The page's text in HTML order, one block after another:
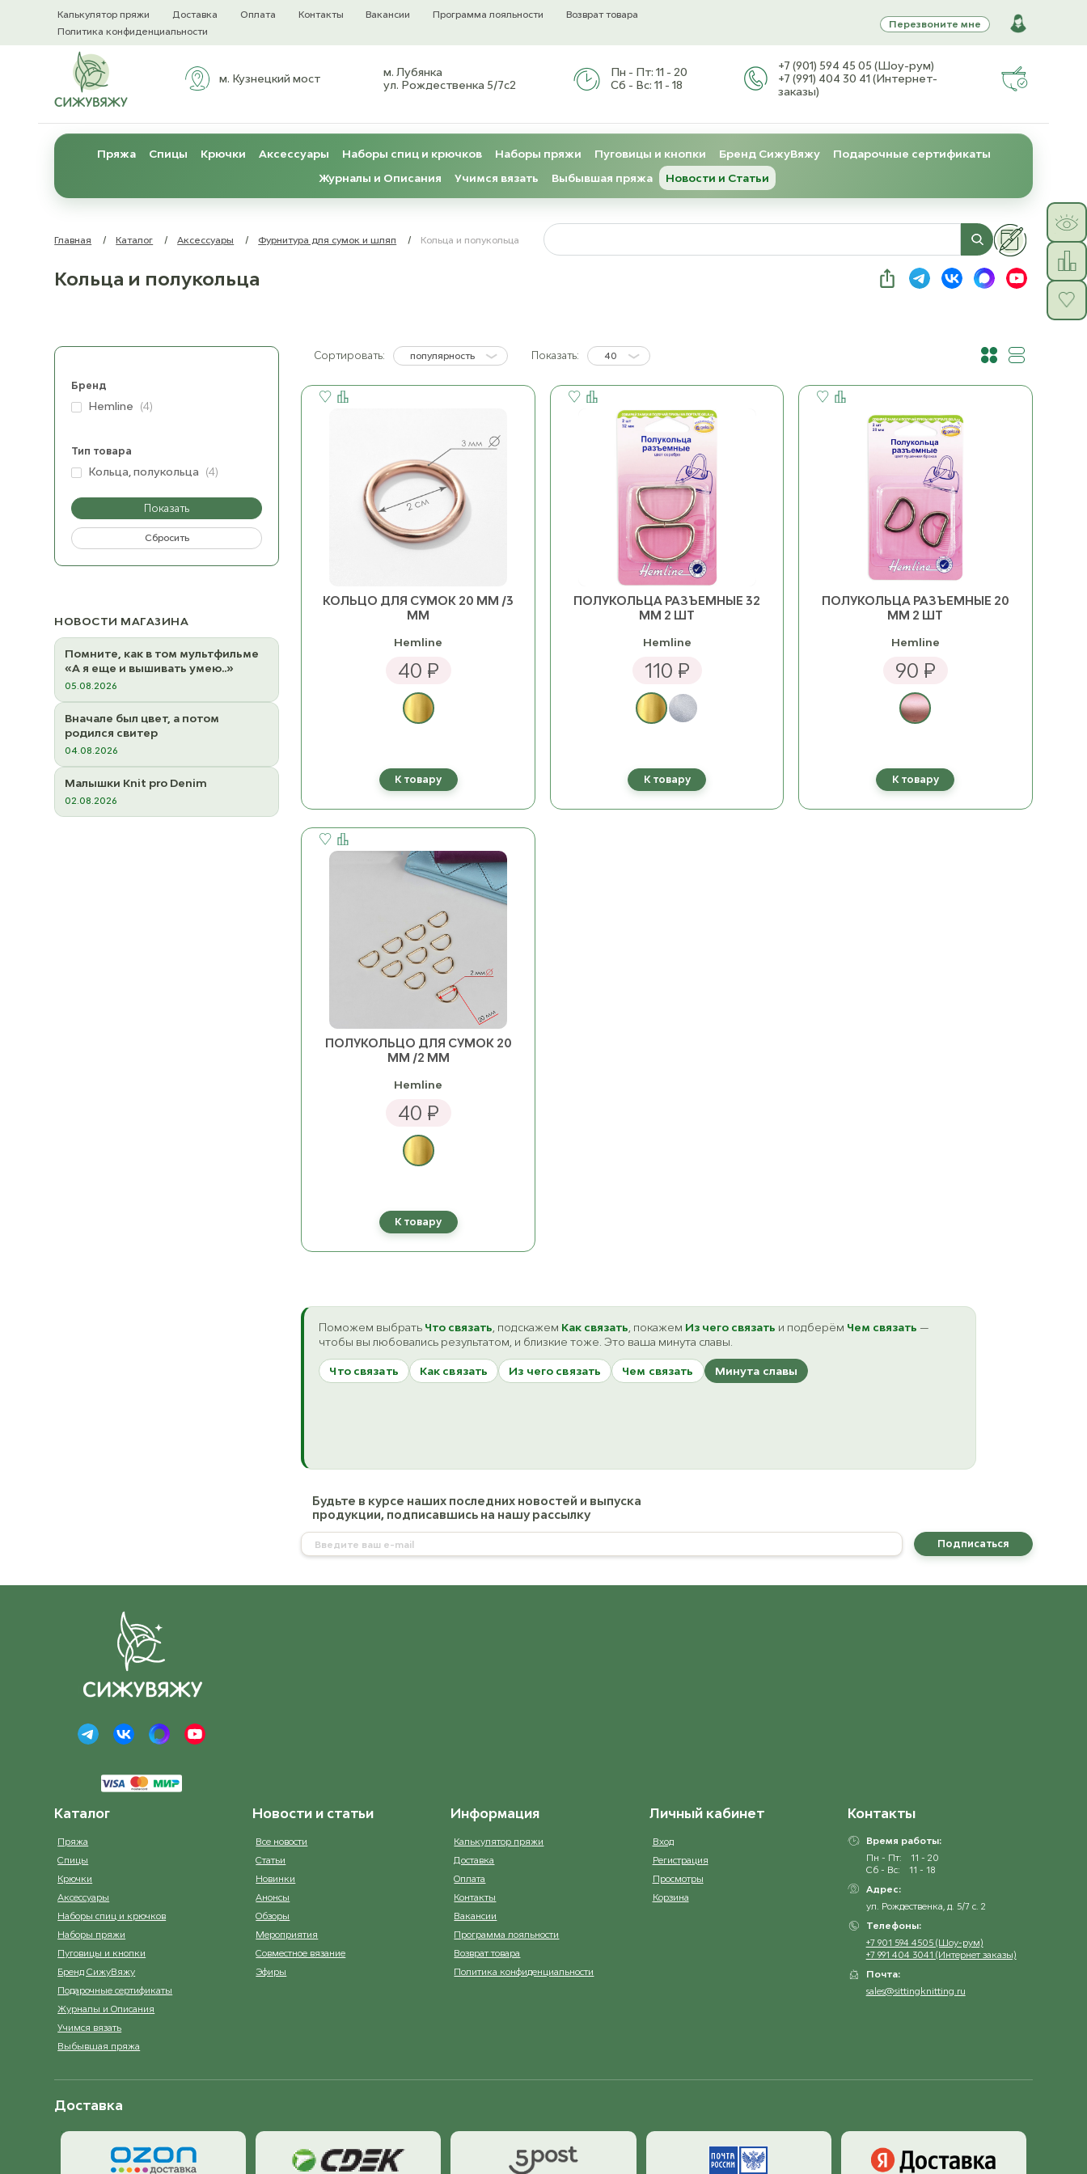
Калькулятор пряжи Доставка Оплата Контакты Вакансии Программа лояльности
Возврат товара
Политика конфиденциальности
Перезвоните мне
м. Кузнецкий мост
м. Лубянка
ул. Рождественка 5/7с2
Пн - Пт: 11 - 20
Сб - Вс: 11 - 18
+7 (901) 594 45 05 (Шоу-рум)
+7 (991) 404 30 41 (Интернет-
заказы)
Пряжа Спицы Крючки Аксессуары Наборы спиц и крючков Наборы пряжи Пуговицы и кнопки Бренд СижуВяжу
Подарочные сертификаты
Журналы и Описания
Учимся вязать Выбывшая пряжа Новости и Статьи
Главная / Каталог / Аксессуары / Фурнитура для сумок и шляп / Кольца и полукольца
Кольца и полукольца
Бренд
Hemline (4)
Тип товара
Кольца, полукольца (4)
Показать
Сбросить
НОВОСТИ МАГАЗИНА
Помните, как в том мультфильме
«А я еще и вышивать умею..»
05.08.2026
Вначале был цвет, а потом
родился свитер
04.08.2026
Малышки Knit pro Denim
02.08.2026
Сортировать: популярность Показать: 40
КОЛЬЦО ДЛЯ СУМОК 20 ММ /3
ММ
Hemline
40 ₽
К товару
ПОЛУКОЛЬЦА РАЗЪЕМНЫЕ 32
ММ 2 ШТ
Hemline
110 ₽
К товару
ПОЛУКОЛЬЦА РАЗЪЕМНЫЕ 20
ММ 2 ШТ
Hemline
90 ₽
К товару
ПОЛУКОЛЬЦО ДЛЯ СУМОК 20
ММ /2 ММ
Hemline
40 ₽
К товару
Поможем выбрать Что связать , подскажем Как связать , покажем Из чего связать и подберём Чем связать —
чтобы вы любовались результатом, и близкие тоже. Это ваша минута славы.
Что связать Как связать Из чего связать Чем связать Минута славы
Будьте в курсе наших последних новостей и выпуска
продукции, подписавшись на нашу рассылку
Подписаться
Каталог
Пряжа
Спицы
Крючки
Аксессуары
Наборы спиц и крючков
Наборы пряжи
Пуговицы и кнопки
Бренд СижуВяжу
Подарочные сертификаты
Журналы и Описания
Учимся вязать
Выбывшая пряжа
Новости и статьи
Все новости
Статьи
Новинки
Анонсы
Обзоры
Мероприятия
Совместное вязание
Эфиры
Информация
Калькулятор пряжи
Доставка
Оплата
Контакты
Вакансии
Программа лояльности
Возврат товара
Политика конфиденциальности
Личный кабинет
Вход
Регистрация
Просмотры
Корзина
Контакты
Время работы:
Пн - Пт:
11 - 20
Сб - Вс:
11 - 18
Адрес:
ул. Рождественка, д. 5/7 с. 2
Телефоны:
+7 901 594 4505 (Шоу-рум)
+7 991 404 3041 (Интернет заказы)
Почта:
sales@sittingknitting.ru
Доставка